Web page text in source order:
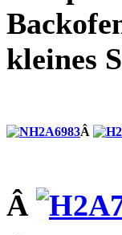
kleines
Â
Â